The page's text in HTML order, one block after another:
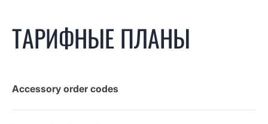
ТАРИФНЫЕ ПЛАНЫ
Accessory order codes